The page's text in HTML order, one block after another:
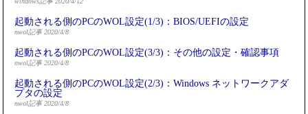
起動される側のPCのWOL設定(1/3)：BIOS/UEFIの設定
nwol記事 2020/4/8
起動される側のPCのWOL設定(3/3)：その他の設定・確認事項
nwol記事 2020/4/8
起動される側のPCのWOL設定(2/3)：Windows ネットワークアダ
プタの設定
nwol記事 2020/4/8